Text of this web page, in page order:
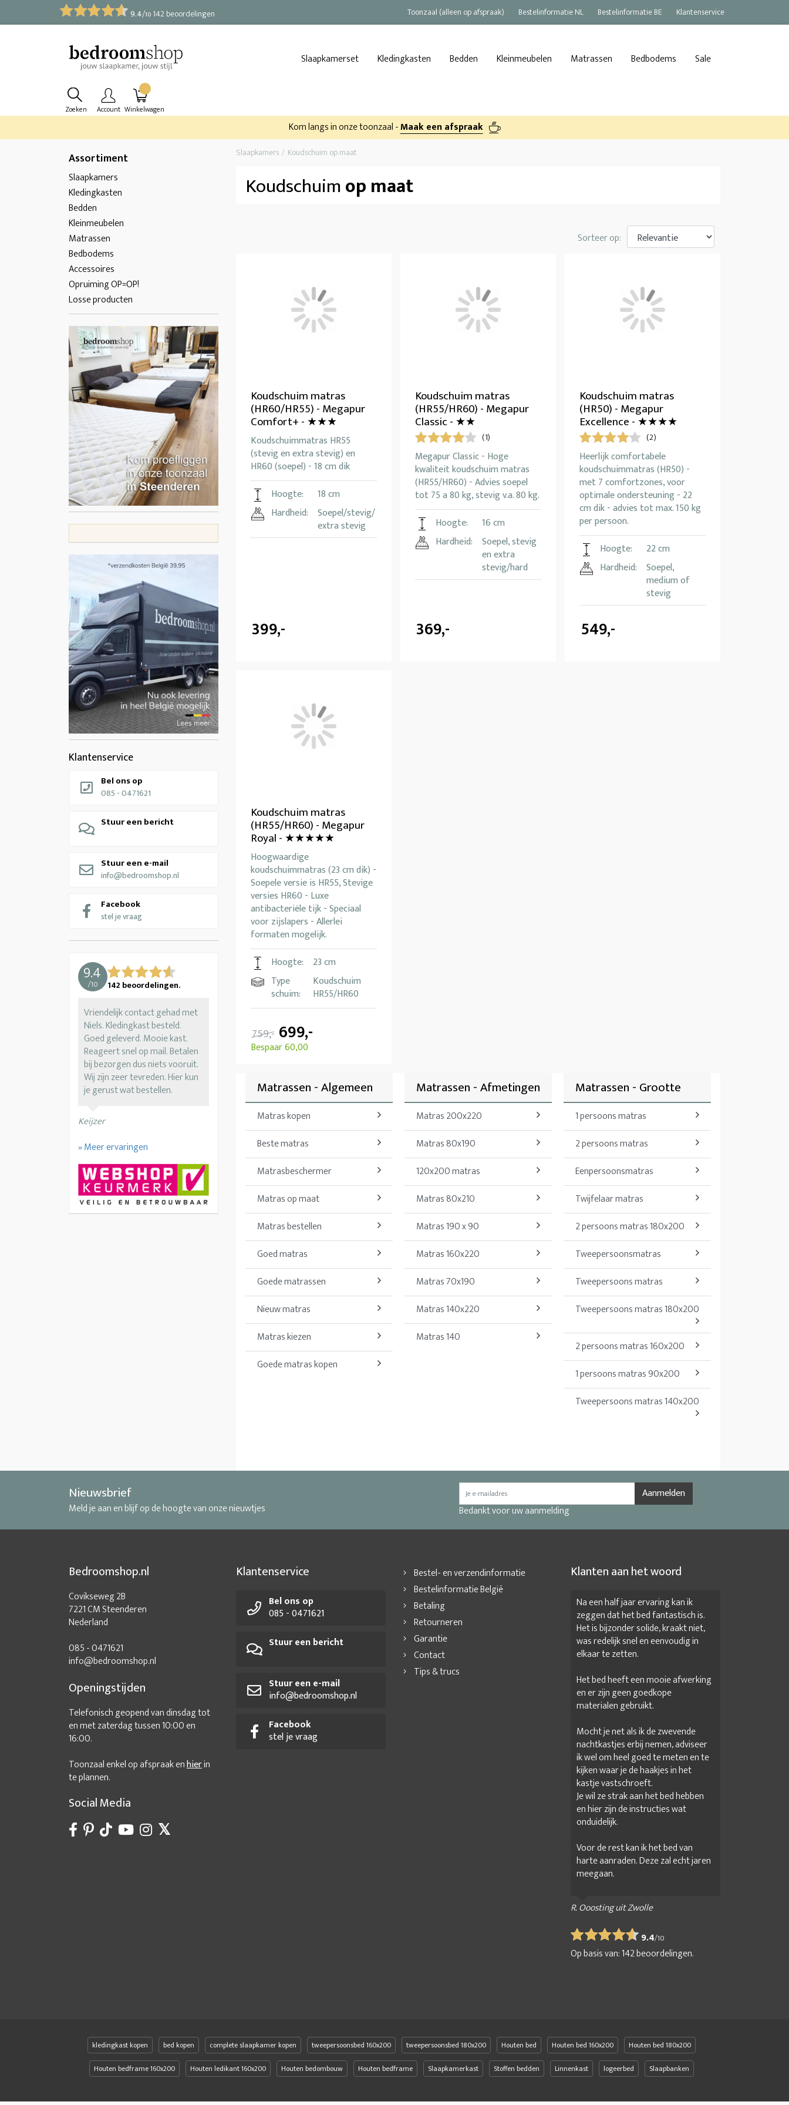
9.4/10 142 beoordelingen Toonzaal (alleen op afspraak) Bestelinformatie NL Bestelinformatie BE Klantenservice
Slaapkamerset Kledingkasten Bedden Kleinmeubelen Matrassen Bedbodems Sale
Zoeken Account Winkelwagen
Kom langs in onze toonzaal -Maak een afspraak
Assortiment
Slaapkamers
Kledingkasten
Bedden
Kleinmeubelen
Matrassen
Bedbodems
Accessoires
Opruiming OP=OP!
Losse producten
Klantenservice
Bel ons op
085 - 0471621
Stuur een bericht
Stuur een e-mail
info@bedroomshop.nl
Facebook
stel je vraag
9.4
/10 142 beoordelingen.
Vriendelijk contact gehad met
Niels. Kledingkast besteld.
Goed geleverd. Mooie kast.
Reageert snel op mail. Betalen
bij bezorgen dus niets vooruit.
Wij zijn zeer tevreden. Hier kun
je gerust wat bestellen.
Keijzer
» Meer ervaringen
Slaapkamers Koudschuim op maat
Koudschuimop maat
Sorteer op:
Koudschuim matras
(HR60/HR55) - Megapur
Comfort+ - ★★★
Koudschuimmatras HR55
(stevig en extra stevig) en
HR60 (soepel) - 18 cm dik
Hoogte:
18 cm
Hardheid:
Soepel/stevig/
extra stevig
399,-
Koudschuim matras
(HR55/HR60) - Megapur
Classic - ★★
(1)
Megapur Classic - Hoge
kwaliteit koudschuim matras
(HR55/HR60) - Advies soepel
tot 75 a 80 kg, stevig v.a. 80 kg.
Hoogte:
16 cm
Hardheid:
Soepel, stevig
en extra
stevig/hard
369,-
Koudschuim matras
(HR50) - Megapur
Excellence - ★★★★
(2)
Heerlijk comfortabele
koudschuimmatras (HR50) -
met 7 comfortzones, voor
optimale ondersteuning - 22
cm dik - advies tot max. 150 kg
per persoon.
Hoogte:
22 cm
Hardheid:
Soepel,
medium of
stevig
549,-
Koudschuim matras
(HR55/HR60) - Megapur
Royal - ★★★★★
Hoogwaardige
koudschuimmatras (23 cm dik) -
Soepele versie is HR55, Stevige
versies HR60 - Luxe
antibacteriële tijk - Speciaal
voor zijslapers - Allerlei
formaten mogelijk.
Hoogte:
23 cm
Type
schuim:
Koudschuim
HR55/HR60
759,- 699,-
Bespaar 60,00
Matrassen - Algemeen
Matras kopen
Beste matras
Matrasbeschermer
Matras op maat
Matras bestellen
Goed matras
Goede matrassen
Nieuw matras
Matras kiezen
Goede matras kopen
Matrassen - Afmetingen
Matras 200x220
Matras 80x190
120x200 matras
Matras 80x210
Matras 190 x 90
Matras 160x220
Matras 70x190
Matras 140x220
Matras 140
Matrassen - Grootte
1 persoons matras
2 persoons matras
Eenpersoonsmatras
Twijfelaar matras
2 persoons matras 180x200
Tweepersoonsmatras
Tweepersoons matras
Tweepersoons matras 180x200
2 persoons matras 160x200
1 persoons matras 90x200
Tweepersoons matras 140x200
Nieuwsbrief
Meld je aan en blijf op de hoogte van onze nieuwtjes
Aanmelden
Bedankt voor uw aanmelding
Bedroomshop.nl
Covikseweg 2B
7221 CM Steenderen
Nederland
085 - 0471621
info@bedroomshop.nl
Openingstijden
Telefonisch geopend van dinsdag tot
en met zaterdag tussen 10:00 en
16:00.
Toonzaal enkel op afspraak enhierin
te plannen.
Social Media
Klantenservice
Bel ons op
085 - 0471621
Stuur een bericht
Stuur een e-mail
info@bedroomshop.nl
Facebook
stel je vraag
Bestel- en verzendinformatie
Bestelinformatie België
Betaling
Retourneren
Garantie
Contact
Tips & trucs
Klanten aan het woord
Na een half jaar ervaring kan ik
zeggen dat het bed fantastisch is.
Het is bijzonder solide, kraakt niet,
was redelijk snel en eenvoudig in
elkaar te zetten.
Het bed heeft een mooie afwerking
en er zijn geen goedkope
materialen gebruikt.
Mocht je net als ik de zwevende
nachtkastjes erbij nemen, adviseer
ik wel om heel goed te meten en te
kijken waar je de haakjes in het
kastje vastschroeft.
Je wil ze strak aan het bed hebben
en hier zijn de instructies wat
onduidelijk.
Voor de rest kan ik het bed van
harte aanraden. Deze zal echt jaren
meegaan.
R. Ooosting uit Zwolle
9.4/10
Op basis van:142beoordelingen.
kledingkast kopen bed kopen complete slaapkamer kopen tweepersoonsbed 160x200 tweepersoonsbed 180x200 Houten bed Houten bed 160x200
Houten bed 180x200
Houten bedframe 160x200
Houten ledikant 160x200 Houten bedombouw Houten bedframe Slaapkamerkast Stoffen bedden Linnenkast logeerbed Slaapbanken